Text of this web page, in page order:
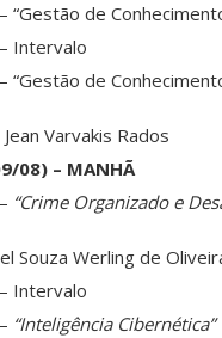
“Gestão de
Intervalo
“Gestão de
Varvakis Rados
08) – MANHÃ
“Crime Organizado e
Souza Werling de
Intervalo
“Inteligência Cibernética”